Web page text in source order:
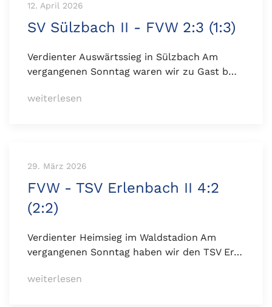
12. April 2026
SV Sülzbach II - FVW 2:3 (1:3)
Verdienter Auswärtssieg in Sülzbach Am
vergangenen Sonntag waren wir zu Gast b…
weiterlesen
29. März 2026
FVW - TSV Erlenbach II 4:2
(2:2)
Verdienter Heimsieg im Waldstadion Am
vergangenen Sonntag haben wir den TSV Er…
weiterlesen